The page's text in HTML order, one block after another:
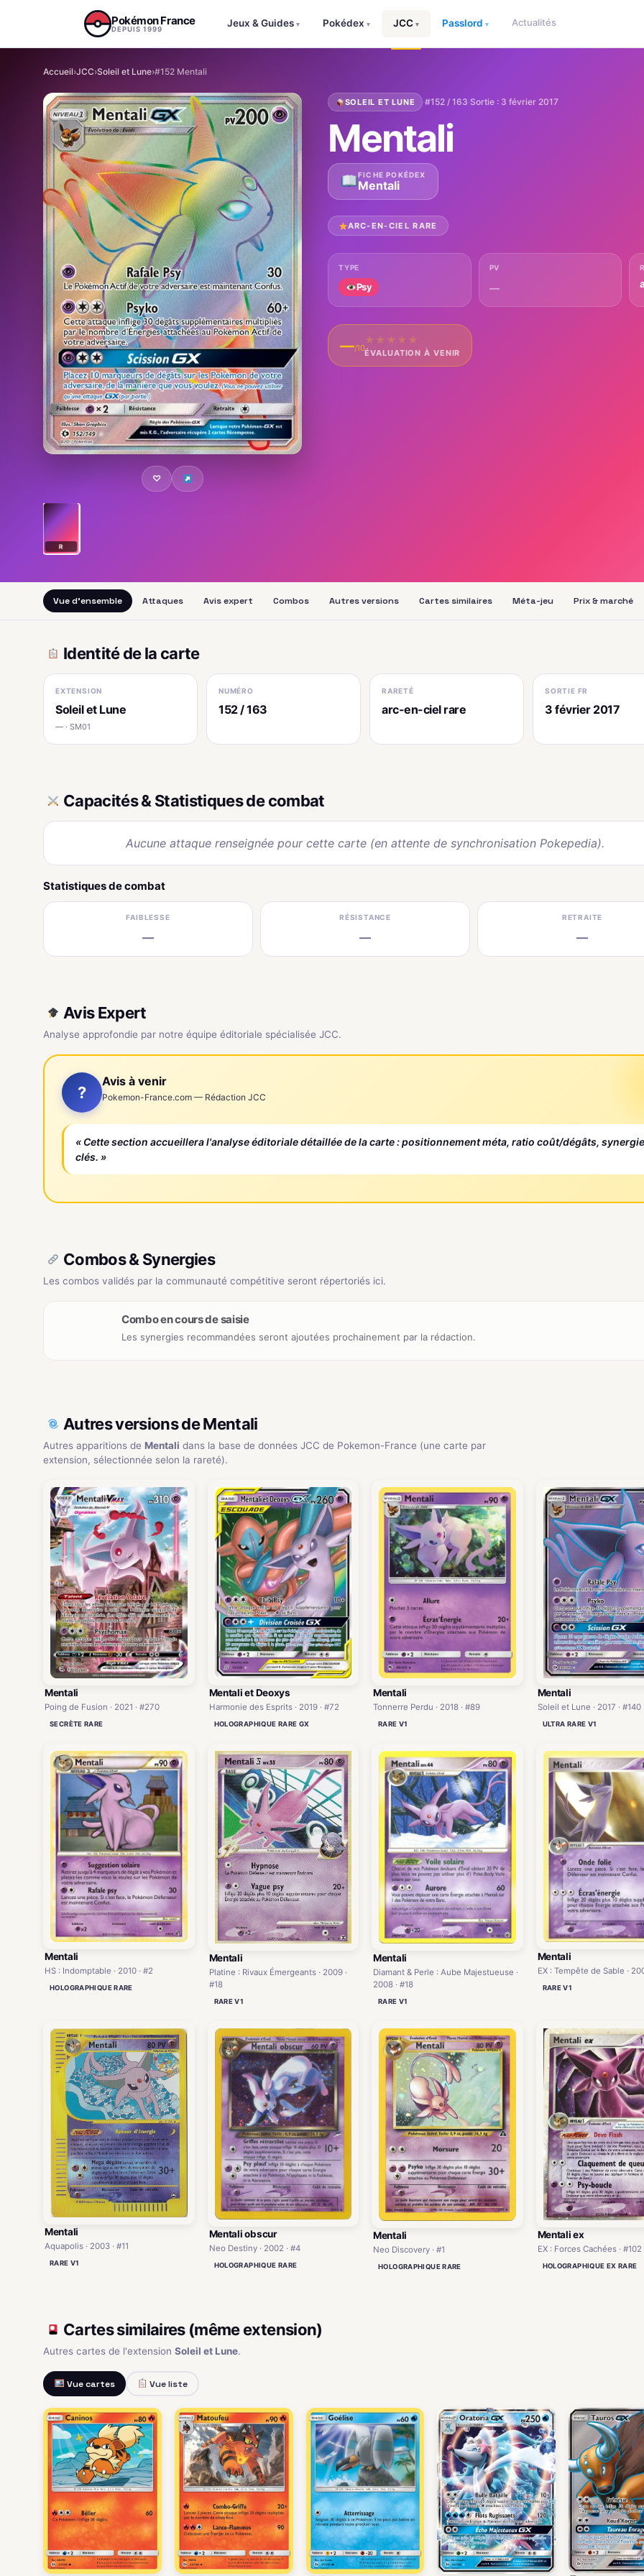
Pokémon France
DEPUIS 1999
Jeux & Guides ▾ Pokédex ▾ JCC ▾ Passlord ▾ Actualités
Accueil›JCC›Soleil et Lune›#152 Mentali
♡
R
SOLEIL ET LUNE ·#152 / 163·Sortie : 3 février 2017
Mentali
FICHE POKÉDEX
Mentali
ARC-EN-CIEL RARE
TYPE
Psy
PV
—
—/10
★ ★ ★ ★ ★
ÉVALUATION À VENIR
Vue d'ensemble Attaques Avis expert Combos Autres versions Cartes similaires Méta-jeu Prix & marché
Identité de la carte
EXTENSION
Soleil et Lune
— · SM01
NUMÉRO
152 / 163
RARETÉ
arc-en-ciel rare
SORTIE FR
3 février 2017
Capacités & Statistiques de combat
Aucune attaque renseignée pour cette carte (en attente de synchronisation Pokepedia).
Statistiques de combat
FAIBLESSE
—
RÉSISTANCE
—
RETRAITE
—
Avis Expert
Analyse approfondie par notre équipe éditoriale spécialisée JCC.
?
Avis à venir
Pokemon-France.com — Rédaction JCC
« Cette section accueillera l'analyse éditoriale détaillée de la carte : positionnement méta, ratio coût/dégâts,
clés. »
Combos & Synergies
Les combos validés par la communauté compétitive seront répertoriés ici.
Combo en cours de saisie
Les synergies recommandées seront ajoutées prochainement par la rédaction.
Autres versions de Mentali
Autres apparitions de Mentali dans la base de données JCC de Pokemon-France (une carte par
extension, sélectionnée selon la rareté).
Mentali
Poing de Fusion · 2021 · #270
SECRÈTE RARE
Mentali et Deoxys
Harmonie des Esprits · 2019 · #72
HOLOGRAPHIQUE RARE GX
Mentali
Tonnerre Perdu · 2018 · #89
RARE V1
Mentali
Soleil et Lune · 2017 · #140
ULTRA RARE V1
Mentali
HS : Indomptable · 2010 · #2
HOLOGRAPHIQUE RARE
Mentali
Platine : Rivaux Émergeants · 2009 ·
#18
RARE V1
Mentali
Diamant & Perle : Aube Majestueuse ·
2008 · #18
RARE V1
Mentali
EX : Tempête de Sable ·
RARE V1
Mentali
Aquapolis · 2003 · #11
RARE V1
Mentali obscur
Neo Destiny · 2002 · #4
HOLOGRAPHIQUE RARE
Mentali
Neo Discovery · #1
HOLOGRAPHIQUE RARE
Mentali ex
EX : Forces Cachées · #102
HOLOGRAPHIQUE EX RARE
Cartes similaires (même extension)
Autres cartes de l'extension Soleil et Lune.
Vue cartes Vue liste